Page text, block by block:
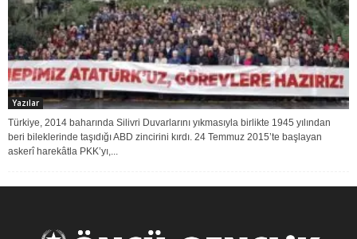
Yazılar
Türkiye, 2014 baharında Silivri Duvarlarını yıkmasıyla birlikte 1945 yılından
beri bileklerinde taşıdığı ABD zincirini kırdı. 24 Temmuz 2015’te başlayan
askerî harekâtla PKK’yı,...